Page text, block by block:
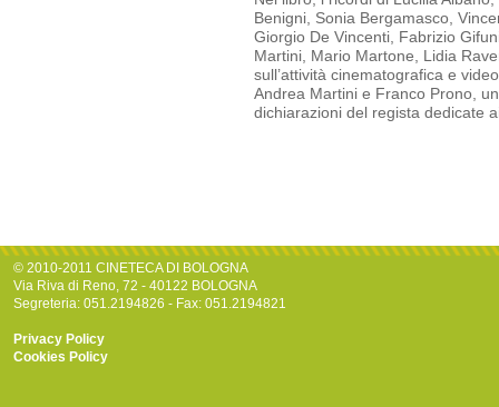
Benigni, Sonia Bergamasco,
Giorgio De Vincenti, Fabrizio
Martini, Mario Martone, Lidia
sull’attività cinematografica e
Andrea Martini e Franco Prono,
dichiarazioni del regista dedicate
© 2010-2011 CINETECA DI BOLOGNA
Via Riva di Reno, 72 - 40122 BOLOGNA
Segreteria: 051.2194826 - Fax: 051.2194821
Privacy Policy
Cookies Policy